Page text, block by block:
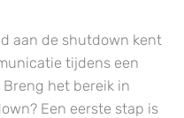
aan de shutdown kent
tijdens een
het bereik in
Een eerste stap is